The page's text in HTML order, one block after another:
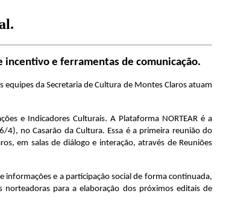
e ferramentas de comunicação.
da Secretaria de Cultura de Montes Claros atuam
e Indicadores Culturais. A Plataforma NORTEAR é a
no Casarão da Cultura. Essa é a primeira reunião do
em salas de diálogo e interação, através de Reuniões
informações e a participação social de forma continuada,
para a elaboração dos próximos editais de